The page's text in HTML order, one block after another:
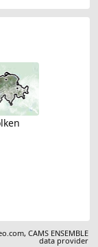
,CAMS ENSEMBLE
data provider